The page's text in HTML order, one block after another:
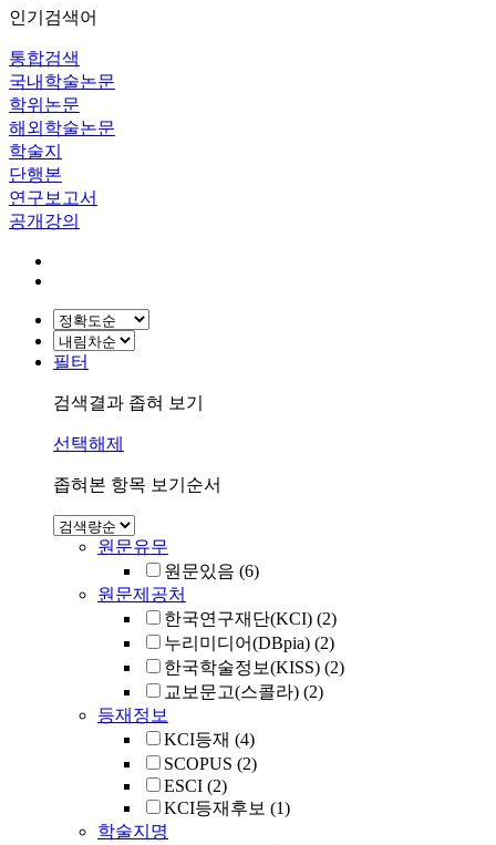
인기검색어
통합검색
국내학술논문
학위논문
해외학술논문
학술지
단행본
연구보고서
공개강의
필터
검색결과 좁혀 보기
선택해제
좁혀본 항목 보기순서
원문유무
원문있음 (6)
원문제공처
한국연구재단(KCI) (2)
누리미디어(DBpia) (2)
한국학술정보(KISS) (2)
교보문고(스콜라) (2)
등재정보
KCI등재 (4)
SCOPUS (2)
ESCI (2)
KCI등재후보 (1)
학술지명